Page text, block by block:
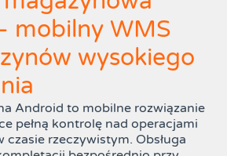
mobilny WMS
wysokiego
Android to mobilne rozwiązanie
pełną kontrolę nad operacjami
rzeczywistym. Obsługa